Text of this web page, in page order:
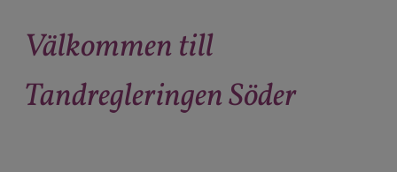
Välkommen till
Tandregleringen Söder